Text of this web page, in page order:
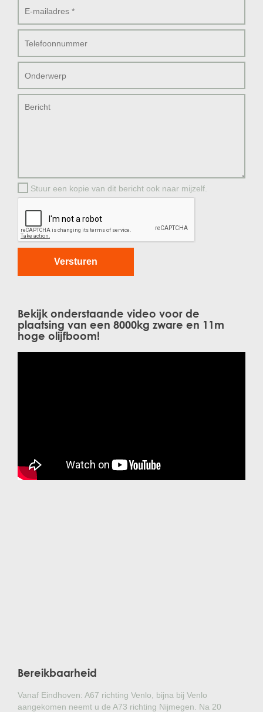
Stuur een kopie van dit bericht ook naar mijzelf.
Bekijk onderstaande video voor de
plaatsing van een 8000kg zware en 11m
hoge olijfboom!
Bereikbaarheid
Vanaf Eindhoven: A67 richting Venlo, bijna bij Venlo
aangekomen neemt u de A73 richting Nijmegen. Na 20